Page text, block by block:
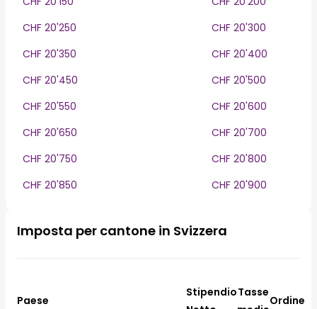
CHF 20'250
CHF 20'300
CHF 20'350
CHF 20'400
CHF 20'450
CHF 20'500
CHF 20'550
CHF 20'600
CHF 20'650
CHF 20'700
CHF 20'750
CHF 20'800
CHF 20'850
CHF 20'900
Imposta per cantone in Svizzera
Paese
StipendioTasse
Ordine